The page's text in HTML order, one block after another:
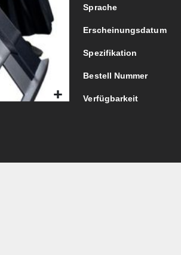
Sprache
Erscheinungsdatum
Spezifikation
Bestell Nummer
Verfügbarkeit